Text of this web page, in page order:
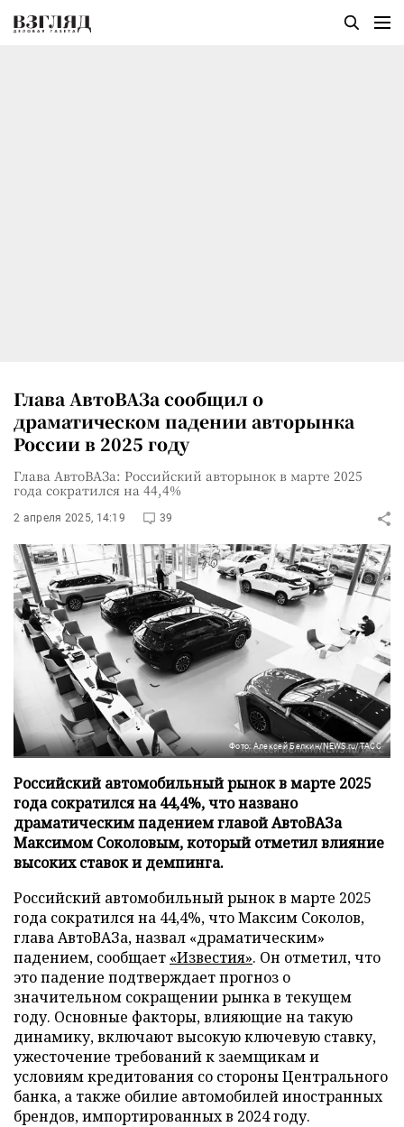
Глава АвтоВАЗа сообщил о
драматическом падении авторынка
России в 2025 году
Глава АвтоВАЗа: Российский авторынок в марте 2025
года сократился на 44,4%
2 апреля 2025, 14:19 39
Фото: Алексей Белкин/NEWS.ru/ТАСС
Российский автомобильный рынок в марте 2025
года сократился на 44,4%, что названо
драматическим падением главой АвтоВАЗа
Максимом Соколовым, который отметил влияние
высоких ставок и демпинга.
Российский автомобильный рынок в марте 2025
года сократился на 44,4%, что Максим Соколов,
глава АвтоВАЗа, назвал «драматическим»
падением, сообщает «Известия». Он отметил, что
это падение подтверждает прогноз о
значительном сокращении рынка в текущем
году. Основные факторы, влияющие на такую
динамику, включают высокую ключевую ставку,
ужесточение требований к заемщикам и
условиям кредитования со стороны Центрального
банка, а также обилие автомобилей иностранных
брендов, импортированных в 2024 году.